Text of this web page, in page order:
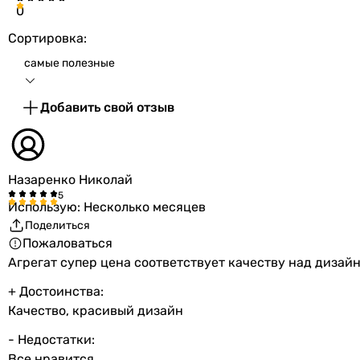
Вес
Гарантия
Гарантия
Увидели ошибку в описании или характеристиках?
Характеристики, комплектация и фотографии Vaillant
ответственности за изменения, внесенные производителем.
0
Сортировка:
самые полезные
Добавить свой отзыв
Назаренко Николай
Использую: Несколько месяцев
Поделиться
Пожаловаться
Агрегат супер цена соответствует качеству над
+ Достоинства:
Качество, красивый дизайн
- Недостатки: